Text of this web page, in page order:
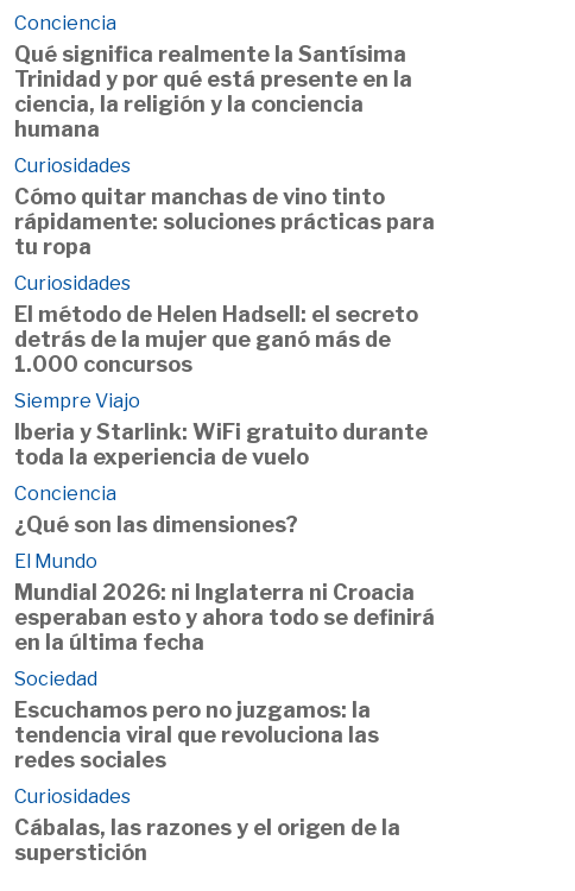
Conciencia
Qué significa realmente la Santísima
Trinidad y por qué está presente en la
ciencia, la religión y la conciencia
humana
Curiosidades
Cómo quitar manchas de vino tinto
rápidamente: soluciones prácticas para
tu ropa
Curiosidades
El método de Helen Hadsell: el secreto
detrás de la mujer que ganó más de
1.000 concursos
Siempre Viajo
Iberia y Starlink: WiFi gratuito durante
toda la experiencia de vuelo
Conciencia
¿Qué son las dimensiones?
El Mundo
Mundial 2026: ni Inglaterra ni Croacia
esperaban esto y ahora todo se definirá
en la última fecha
Sociedad
Escuchamos pero no juzgamos: la
tendencia viral que revoluciona las
redes sociales
Curiosidades
Cábalas, las razones y el origen de la
superstición